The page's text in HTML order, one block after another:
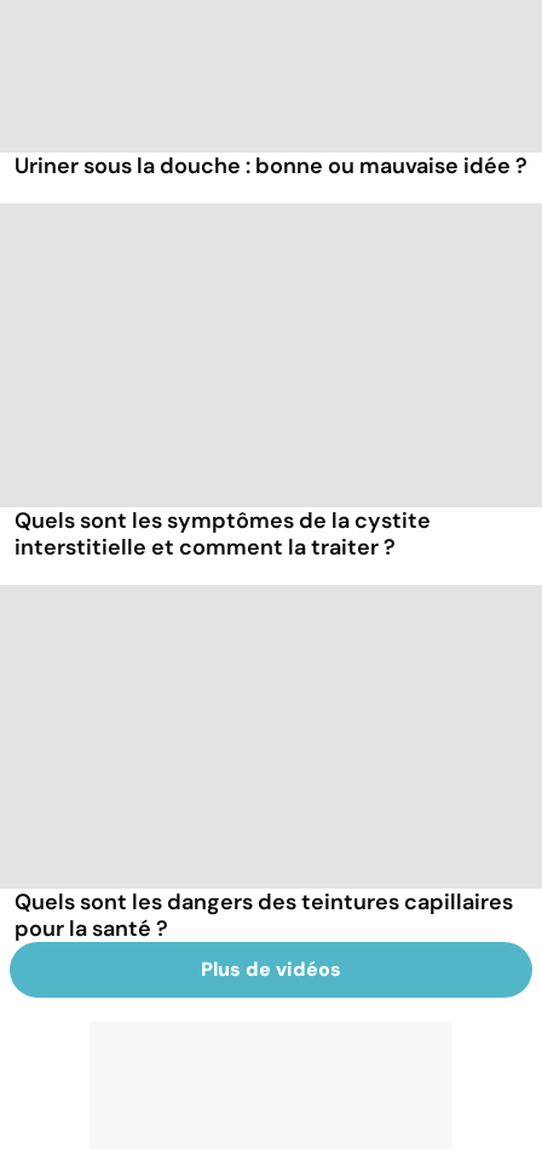
Uriner sous la douche : bonne ou mauvaise idée ?
Quels sont les symptômes de la cystite
interstitielle et comment la traiter ?
Quels sont les dangers des teintures capillaires
pour la santé ?
Plus de vidéos